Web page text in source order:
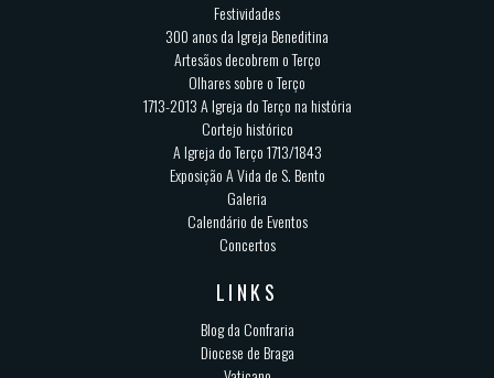
Festividades
300 anos da Igreja Beneditina
Artesãos decobrem o Terço
Olhares sobre o Terço
1713-2013 A Igreja do Terço na história
Cortejo histórico
A Igreja do Terço 1713/1843
Exposição A Vida de S. Bento
Galeria
Calendário de Eventos
Concertos
LINKS
Blog da Confraria
Diocese de Braga